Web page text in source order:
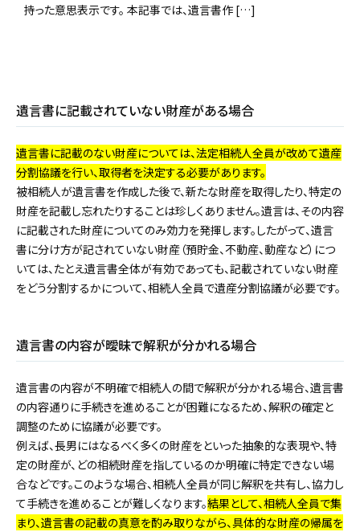
持った意思表示です。 本記事では、遺言書作 […]
遺言書に記載されていない財産がある場合
遺言書に記載のない財産については、法定相続人全員が改めて遺産
分割協議を行い、取得者を決定する必要があります。
被相続人が遺言書を作成した後で、新たな財産を取得したり、特定の
財産を記載し忘れたりすることは珍しくありません。遺言は、その内容
に記載された財産についてのみ効力を発揮します。したがって、遺言
書に分け方が記されていない財産（預貯金、不動産、動産など）につ
いては、たとえ遺言書全体が有効であっても、記載されていない財産
をどう分割するかについて、相続人全員で遺産分割協議が必要です。
遺言書の内容が曖昧で解釈が分かれる場合
遺言書の内容が不明確で相続人の間で解釈が分かれる場合、遺言書
の内容通りに手続きを進めることが困難になるため、解釈の確定と
調整のために協議が必要です。
例えば、長男にはなるべく多くの財産をといった抽象的な表現や、特
定の財産が、どの相続財産を指しているのか明確に特定できない場
合などです。このような場合、相続人全員が同じ解釈を共有し、協力し
て手続きを進めることが難しくなります。結果として、相続人全員で集
まり、遺言書の記載の真意を酌み取りながら、具体的な財産の帰属を